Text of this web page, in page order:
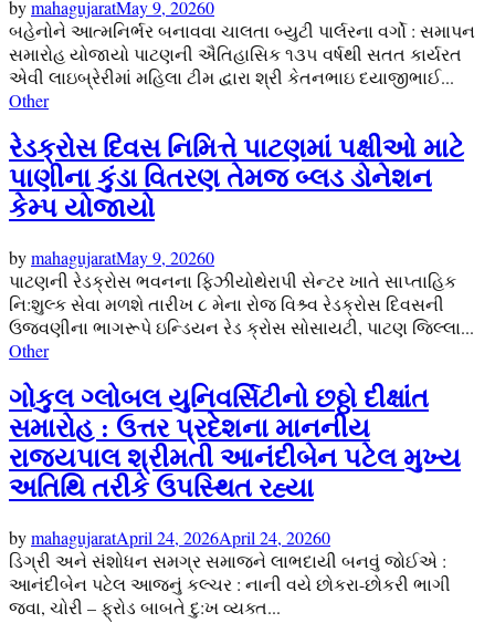
bymahagujaratMay 9, 20260
બહેનોને આત્મનિર્ભર બનાવવા ચાલતા બ્યુટી પાર્લરના વર્ગો : સમાપન
સમારોહ યોજાયો પાટણની ઐતિહાસિક ૧૩૫ વર્ષથી સતત કાર્યરત
એવી લાઇબ્રેરીમાં મહિલા ટીમ દ્વારા શ્રી કેતનભાઇ દયાજીભાઈ...
Other
રેડક્રોસ દિવસ નિમિત્તે પાટણમાં પક્ષીઓ માટે
પાણીના કુંડા વિતરણ તેમજ બ્લડ ડોનેશન
કેમ્પ યોજાયો
bymahagujaratMay 9, 20260
પાટણની રેડક્રોસ ભવનના ફિઝીયોથેરાપી સેન્ટર ખાતે સાપ્તાહિક
નિ:શુલ્ક સેવા મળશે તારીખ ૮ મેના રોજ વિશ્ર્વ રેડક્રોસ દિવસની
ઉજવણીના ભાગરૂપે ઇન્ડિયન રેડ ક્રોસ સોસાયટી, પાટણ જિલ્લા...
Other
ગોકુલ ગ્લોબલ યુનિવર્સિટીનો છઠ્ઠો દીક્ષાંત
સમારોહ : ઉત્તર પ્રદેશના માનનીય
રાજ્યપાલ શ્રીમતી આનંદીબેન પટેલ મુખ્ય
અતિથિ તરીકે ઉપસ્થિત રહ્યા
bymahagujaratApril 24, 2026April 24, 20260
ડિગ્રી અને સંશોધન સમગ્ર સમાજને લાભદાયી બનવું જોઈએ :
આનંદીબેન પટેલ આજનું કલ્ચર : નાની વયે છોકરા-છોકરી ભાગી
જવા, ચોરી – ફ્રોડ બાબતે દુ:ખ વ્યક્ત...